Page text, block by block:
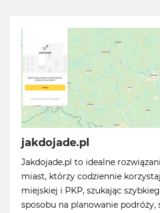
jakdojade.pl
Jakdojade.pl to idealne
miast, którzy codziennie
miejskiej i PKP, szukając
sposobu na planowanie podróży,